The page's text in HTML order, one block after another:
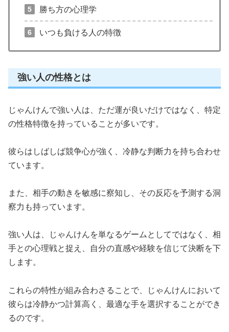
勝ち方の心理学
いつも負ける人の特徴
強い人の性格とは
じゃんけんで強い人は、ただ運が良いだけではなく、特定
の性格特徴を持っていることが多いです。
彼らはしばしば競争心が強く、冷静な判断力を持ち合わせ
ています。
また、相手の動きを敏感に察知し、その反応を予測する洞
察力も持っています。
強い人は、じゃんけんを単なるゲームとしてではなく、相
手との心理戦と捉え、自分の直感や経験を信じて決断を下
します。
これらの特性が組み合わさることで、じゃんけんにおいて
彼らは冷静かつ計算高く、最適な手を選択することができ
るのです。